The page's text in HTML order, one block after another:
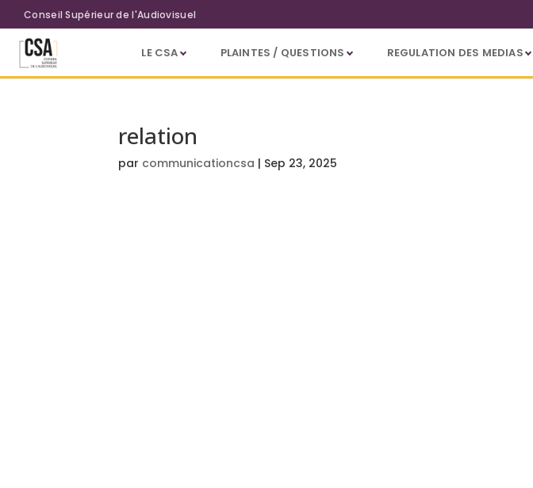
Aller au contenu principal
Conseil Supérieur de l'Audiovisuel
LE CSA PLAINTES / QUESTIONS REGULATION DES MEDIAS
relation
par communicationcsa | Sep 23, 2025